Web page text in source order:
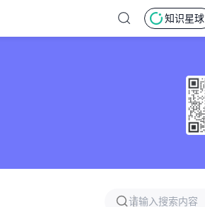
知识星球